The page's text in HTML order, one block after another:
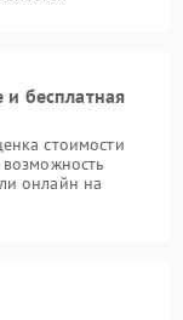
бесплатная
стоимости
онлайн на